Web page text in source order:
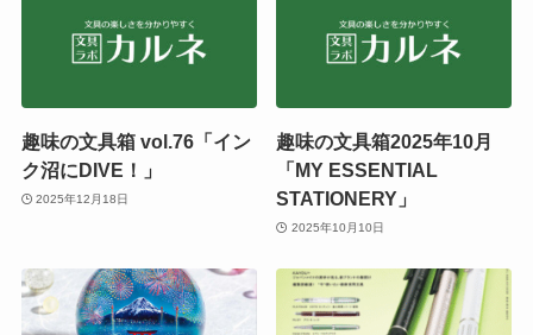
趣味の文具箱 vol.76「イン
ク沼にDIVE！」
2025年12月18日
趣味の文具箱2025年10月
「MY ESSENTIAL
STATIONERY」
2025年10月10日